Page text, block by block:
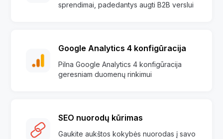
sprendimai, padedantys augti B2B verslui
Google Analytics 4 konfigūracija
Pilna Google Analytics 4 konfigūracija
geresniam duomenų rinkimui
SEO nuorodų kūrimas
Gaukite aukštos kokybės nuorodas į savo